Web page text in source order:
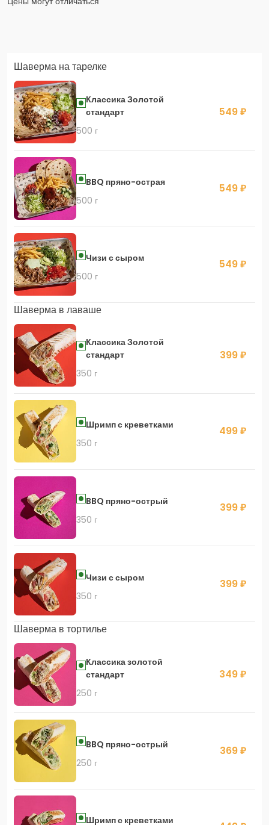
Скидка 400 руб. на первый заказ в приложении!
Скидка 450 руб. на первый заказ в приложении
Шаверма на тарелке
Классика Золотой
стандарт
500 г
549 ₽
BBQ пряно-острая
500 г
549 ₽
Чизи с сыром
500 г
549 ₽
Шаверма в лаваше
Классика Золотой
стандарт
350 г
399 ₽
Шримп с креветками
350 г
499 ₽
BBQ пряно-острый
350 г
399 ₽
Чизи с сыром
350 г
399 ₽
Шаверма в тортилье
Классика золотой
стандарт
250 г
349 ₽
BBQ пряно-острый
250 г
369 ₽
Шримп с креветками